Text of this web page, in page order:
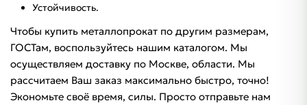
Устойчивость.
Чтобы купить металлопрокат по другим размерам,
ГОСТам, воспользуйтесь нашим каталогом. Мы
осуществляем доставку по Москве, области. Мы
рассчитаем Ваш заказ максимально быстро, точно!
Экономьте своё время, силы. Просто отправьте нам